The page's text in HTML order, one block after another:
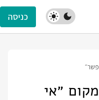
כניסה
״אי